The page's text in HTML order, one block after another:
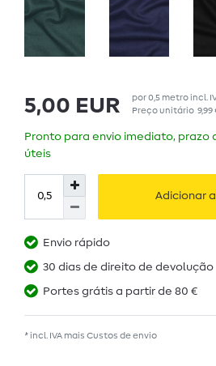
5,00 EUR por0,5 metroincl.
Preço unitário
Pronto para envio imediato, prazo
úteis
Adicionar
Envio rápido
30 dias de direito de devolução
Portes grátis a partir de 80 €
* incl. IVA mais Custos de envio